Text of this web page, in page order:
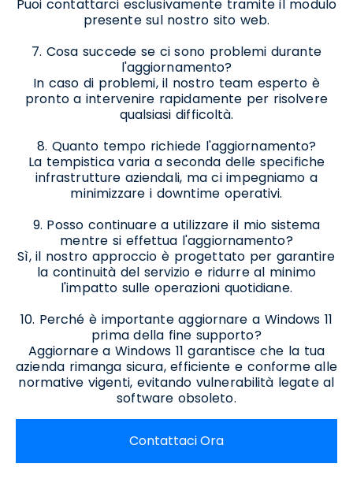
Puoi contattarci esclusivamente tramite il modulo
presente sul nostro sito web.
7. Cosa succede se ci sono problemi durante
l'aggiornamento?
In caso di problemi, il nostro team esperto è
pronto a intervenire rapidamente per risolvere
qualsiasi difficoltà.
8. Quanto tempo richiede l'aggiornamento?
La tempistica varia a seconda delle specifiche
infrastrutture aziendali, ma ci impegniamo a
minimizzare i downtime operativi.
9. Posso continuare a utilizzare il mio sistema
mentre si effettua l'aggiornamento?
Sì, il nostro approccio è progettato per garantire
la continuità del servizio e ridurre al minimo
l'impatto sulle operazioni quotidiane.
10. Perché è importante aggiornare a Windows 11
prima della fine supporto?
Aggiornare a Windows 11 garantisce che la tua
azienda rimanga sicura, efficiente e conforme alle
normative vigenti, evitando vulnerabilità legate al
software obsoleto.
Contattaci Ora